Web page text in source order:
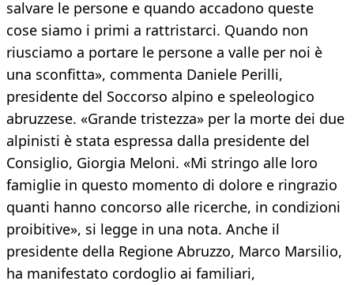
salvare le persone e quando accadono queste
cose siamo i primi a rattristarci. Quando non
riusciamo a portare le persone a valle per noi è
una sconfitta», commenta Daniele Perilli,
presidente del Soccorso alpino e speleologico
abruzzese. «Grande tristezza» per la morte dei due
alpinisti è stata espressa dalla presidente del
Consiglio, Giorgia Meloni. «Mi stringo alle loro
famiglie in questo momento di dolore e ringrazio
quanti hanno concorso alle ricerche, in condizioni
proibitive», si legge in una nota. Anche il
presidente della Regione Abruzzo, Marco Marsilio,
ha manifestato cordoglio ai familiari,